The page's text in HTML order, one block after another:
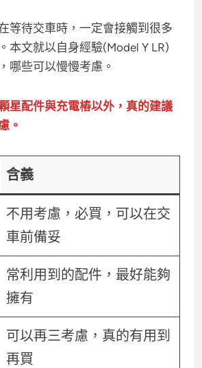
等待交車時，一定會接觸到很多
本文就以自身經驗(Model Y LR)
哪些可以慢慢考慮。
星配件與充電樁以外，真的建議
。
含義
不用考慮，必買，可以在交
車前備妥
常利用到的配件，最好能夠
擁有
可以再三考慮，真的有用到
再買